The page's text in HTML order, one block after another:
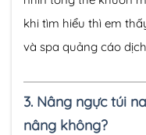
khi tìm hiểu thì em
và spa quảng cáo
3. Nâng ngực túi
nâng không?